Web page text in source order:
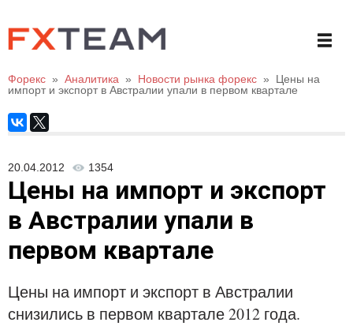
Форекс » Аналитика » Новости рынка форекс »
Цены на
импорт и экспорт в Австралии упали в первом квартале
20.04.2012 1354
Цены на импорт и экспорт
в Австралии упали в
первом квартале
Цены на импорт и экспорт в Австралии
снизились в первом квартале 2012 года.